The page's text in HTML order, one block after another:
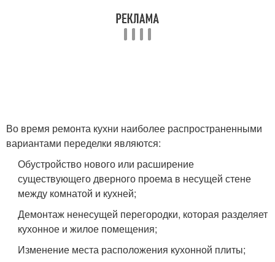
Во время ремонта кухни наиболее распространенными
вариантами переделки являются:
Обустройство нового или расширение
существующего дверного проема в несущей стене
между комнатой и кухней;
Демонтаж ненесущей перегородки, которая разделяет
кухонное и жилое помещения;
Изменение места расположения кухонной плиты;